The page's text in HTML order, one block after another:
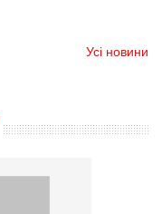
Усі новини